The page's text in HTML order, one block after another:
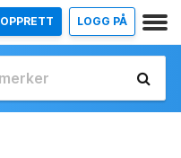
OPPRETT LOGG PÅ